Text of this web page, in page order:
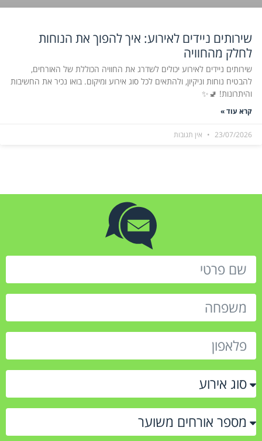
שירותים ניידים לאירוע: איך להפוך את הנוחות
לחלק מהחוויה
שירותים ניידים לאירוע יכולים לשדרג את החוויה הכוללת של האורחים,
להבטיח נוחות וניקיון, ולהתאים לכל סוג אירוע ומיקום. בואו נכיר את החשיבות
והיתרונות! 🚽✨
קרא עוד »
23/07/2026 אין תגובות